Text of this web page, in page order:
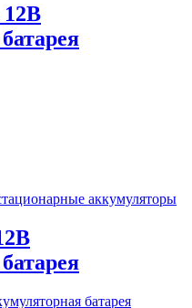
аккумуляторы